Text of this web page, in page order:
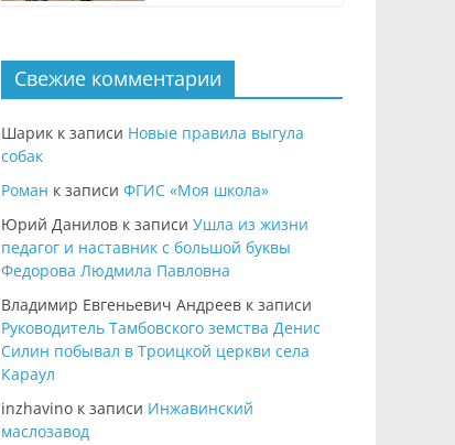
Свежие комментарии
Шарик к записи Новые правила выгула
собак
Роман к записи ФГИС «Моя школа»
Юрий Данилов к записи Ушла из жизни
педагог и наставник с большой буквы
Федорова Людмила Павловна
Владимир Евгеньевич Андреев к записи
Руководитель Тамбовского земства Денис
Силин побывал в Троицкой церкви села
Караул
inzhavino к записи Инжавинский
маслозавод